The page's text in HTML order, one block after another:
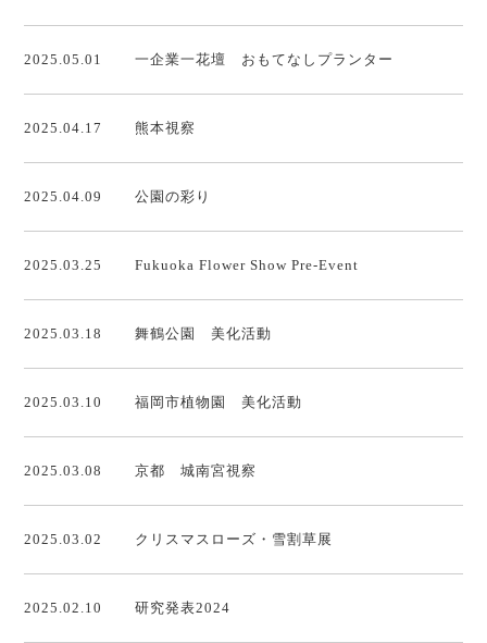
2025.05.01 一企業一花壇 おもてなしプランター
2025.04.17 熊本視察
2025.04.09 公園の彩り
2025.03.25 Fukuoka Flower Show Pre-Event
2025.03.18 舞鶴公園 美化活動
2025.03.10 福岡市植物園 美化活動
2025.03.08 京都 城南宮視察
2025.03.02 クリスマスローズ・雪割草展
2025.02.10 研究発表2024